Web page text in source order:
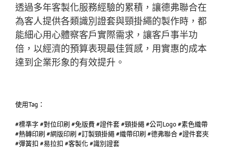
透過多年客製化服務經驗的累積，讓德弗聯合在
為客人提供各類識別證套與頸掛繩的製作時，都
能細心用心體察客戶實際需求，讓客戶事半功
倍，以經濟的預算表現最佳質感，用實惠的成本
達到企業形象的有效提升。
使用Tag：
#標準字 #對位印刷 #免版費 #證件套 #頸掛繩 #公司Logo #素色織帶
#熱轉印刷 #網版印刷 #訂製頸掛繩 #織帶印刷 #德弗聯合 #證件套夾
#彈簧扣 #易拉扣 #客製化 #識別證套